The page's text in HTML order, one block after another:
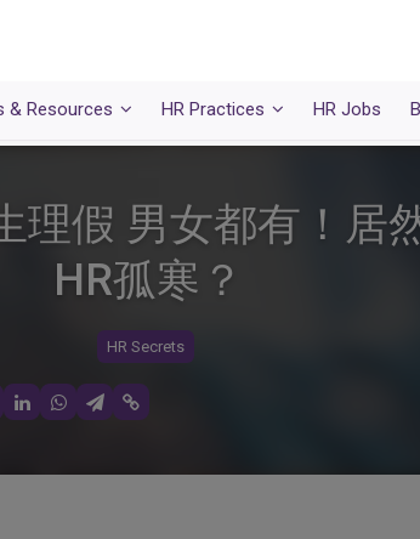
& Resources HR Practices HR Jobs
理假 男女都有！居
HR孤寒？
HR Secrets